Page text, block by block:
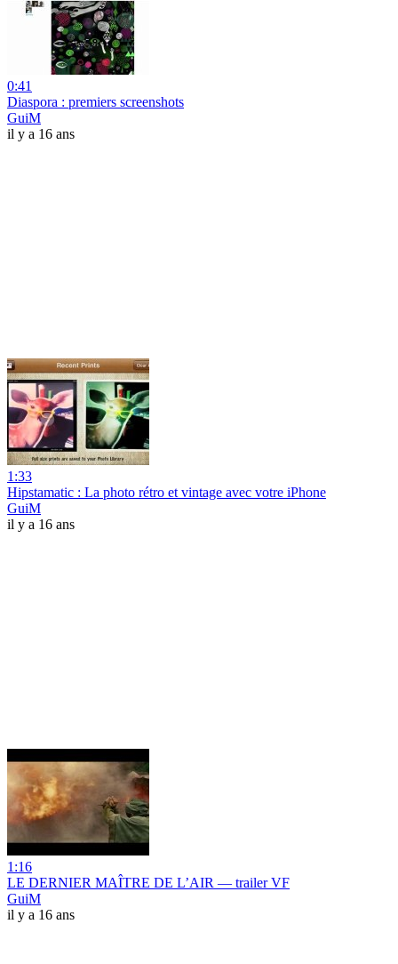
0:41
Diaspora : premiers screenshots
GuiM
il y a 16 ans
1:33
Hipstamatic : La photo rétro et vintage avec votre iPhone
GuiM
il y a 16 ans
1:16
LE DERNIER MAÎTRE DE L’AIR — trailer VF
GuiM
il y a 16 ans